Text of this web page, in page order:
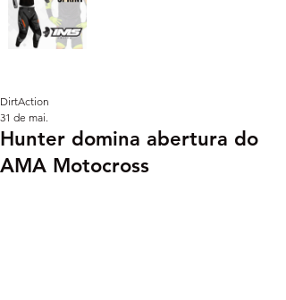
Hunter domina abertura do
AMA Motocross
DirtAction
31 de mai.